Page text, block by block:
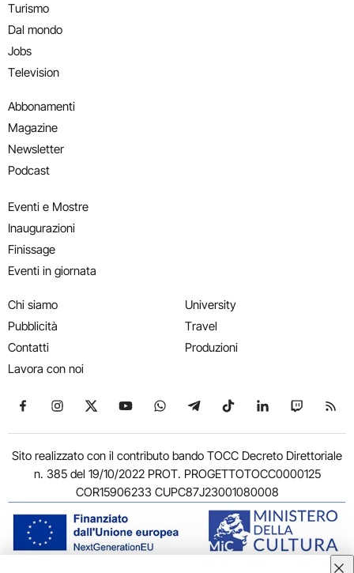
Turismo
Dal mondo
Jobs
Television
Abbonamenti
Magazine
Newsletter
Podcast
Eventi e Mostre
Inaugurazioni
Finissage
Eventi in giornata
Chi siamo
Pubblicità
Contatti
Lavora con noi
University
Travel
Produzioni
Seguici su Facebook
Seguici su Instagram
Seguici su X
Seguici su YouTube
Seguici su WhatsApp
Seguici su Telegram
Seguici su TikTok
Seguici su
Seguici
Sito realizzato con il contributo bando TOCC Decreto Direttoriale
n. 385 del 19/10/2022 PROT. PROGETTOTOCC0000125
COR15906233 CUPC87J23001080008